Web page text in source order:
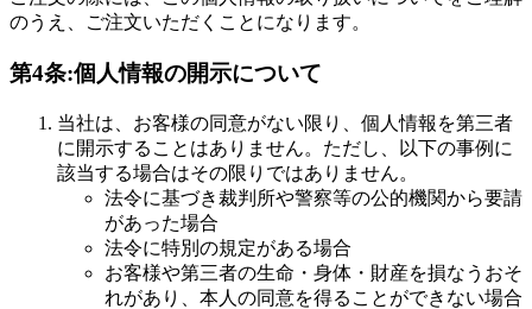
のうえ、ご注文いただくことになります。
第4条:個人情報の開示について
当社は、お客様の同意がない限り、個人情報を第三者
に開示することはありません。ただし、以下の事例に
該当する場合はその限りではありません。
法令に基づき裁判所や警察等の公的機関から要請
があった場合
法令に特別の規定がある場合
お客様や第三者の生命・身体・財産を損なうおそ
れがあり、本人の同意を得ることができない場合